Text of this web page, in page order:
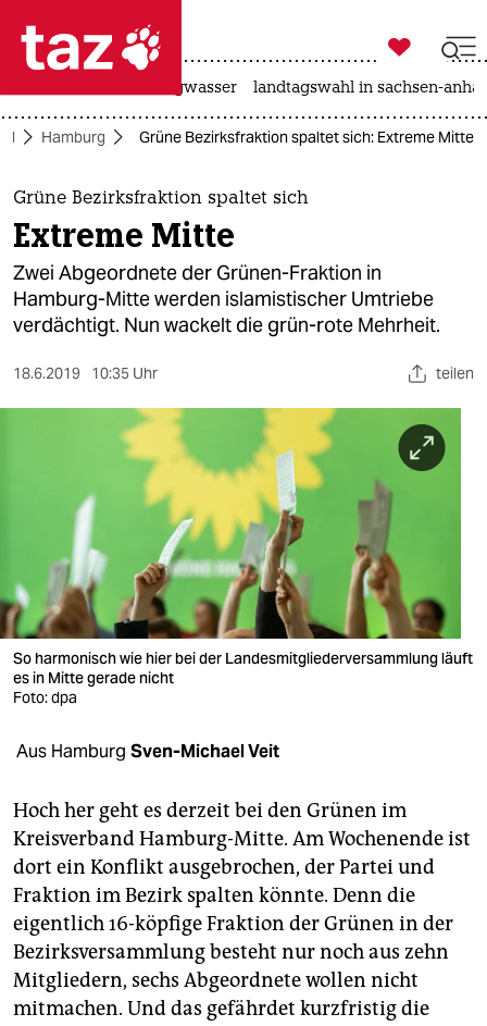
 taz zahl ich
taz zahl ich
themen
politik
öko
gesellschaft
wahrheit
verlag
verlag
shop
fragen & hilfe
unterstützen
abo
genossenschaft
epaper login

taz zahl ich
niedrigwasser landtagswahl in sachsen-
Hamburg Grüne Bezirksfraktion spaltet sich: Extreme Mitte
Grüne Bezirksfraktion spaltet sich
Extreme Mitte
Zwei Abgeordnete der Grünen-Fraktion in
Hamburg-Mitte werden islamistischer Umtriebe
verdächtigt. Nun wackelt die grün-rote Mehrheit.
18.6.2019 10:35 Uhr teilen
So harmonisch wie hier bei der Landesmitgliederversammlung läuft
es in Mitte gerade nicht
Foto: dpa
Aus Hamburg Sven-Michael Veit
Hoch her geht es derzeit bei den Grünen im
Kreisverband Hamburg-Mitte. Am Wochenende ist
dort ein Konflikt ausgebrochen, der Partei und
Fraktion im Bezirk spalten könnte. Denn die
eigentlich 16-köpfige Fraktion der Grünen in der
Bezirksversammlung besteht nur noch aus zehn
Mitgliedern, sechs Abgeordnete wollen nicht
mitmachen. Und das gefährdet kurzfristig die